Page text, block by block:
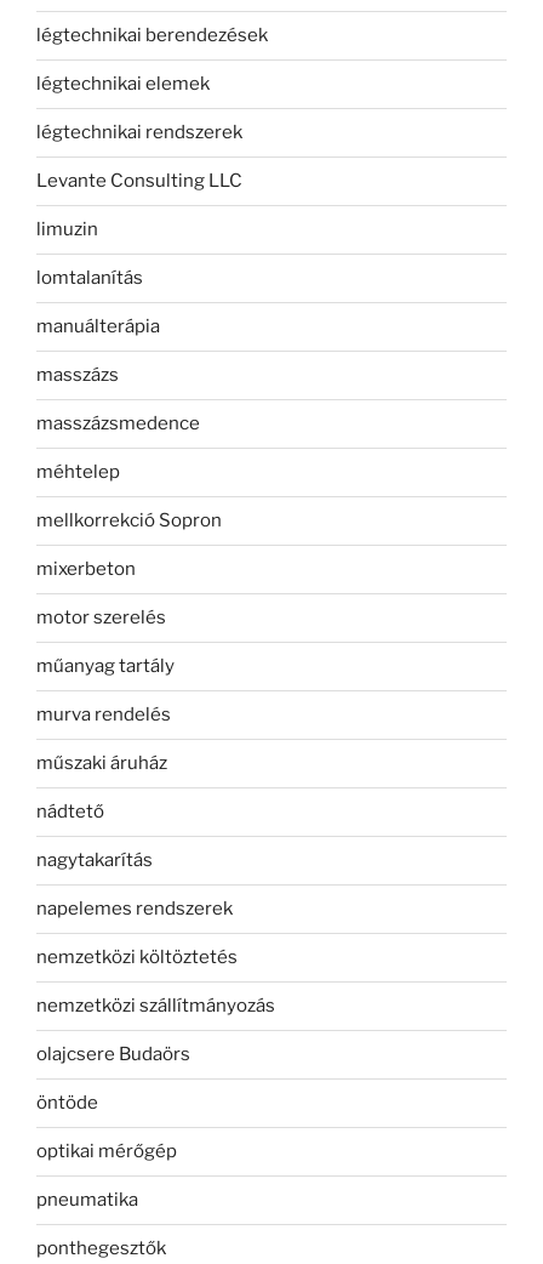
légtechnikai berendezések
légtechnikai elemek
légtechnikai rendszerek
Levante Consulting LLC
limuzin
lomtalanítás
manuálterápia
masszázs
masszázsmedence
méhtelep
mellkorrekció Sopron
mixerbeton
motor szerelés
műanyag tartály
murva rendelés
műszaki áruház
nádtető
nagytakarítás
napelemes rendszerek
nemzetközi költöztetés
nemzetközi szállítmányozás
olajcsere Budaörs
öntöde
optikai mérőgép
pneumatika
ponthegesztők